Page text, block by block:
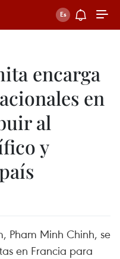
encarga
en
al
y
Pham Minh Chinh, se
en Francia para